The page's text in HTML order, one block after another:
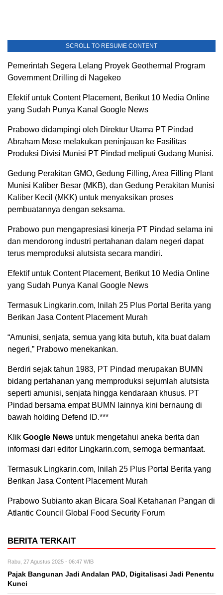
SCROLL TO RESUME CONTENT
Pemerintah Segera Lelang Proyek Geothermal Program
Government Drilling di Nagekeo
Efektif untuk Content Placement, Berikut 10 Media Online
yang Sudah Punya Kanal Google News
Prabowo didampingi oleh Direktur Utama PT Pindad
Abraham Mose melakukan peninjauan ke Fasilitas
Produksi Divisi Munisi PT Pindad meliputi Gudang Munisi.
Gedung Perakitan GMO, Gedung Filling, Area Filling Plant
Munisi Kaliber Besar (MKB), dan Gedung Perakitan Munisi
Kaliber Kecil (MKK) untuk menyaksikan proses
pembuatannya dengan seksama.
Prabowo pun mengapresiasi kinerja PT Pindad selama ini
dan mendorong industri pertahanan dalam negeri dapat
terus memproduksi alutsista secara mandiri.
Efektif untuk Content Placement, Berikut 10 Media Online
yang Sudah Punya Kanal Google News
Termasuk Lingkarin.com, Inilah 25 Plus Portal Berita yang
Berikan Jasa Content Placement Murah
“Amunisi, senjata, semua yang kita butuh, kita buat dalam
negeri,” Prabowo menekankan.
Berdiri sejak tahun 1983, PT Pindad merupakan BUMN
bidang pertahanan yang memproduksi sejumlah alutsista
seperti amunisi, senjata hingga kendaraan khusus. PT
Pindad bersama empat BUMN lainnya kini bernaung di
bawah holding Defend ID.***
Klik Google News untuk mengetahui aneka berita dan
informasi dari editor Lingkarin.com, semoga bermanfaat.
Termasuk Lingkarin.com, Inilah 25 Plus Portal Berita yang
Berikan Jasa Content Placement Murah
Prabowo Subianto akan Bicara Soal Ketahanan Pangan di
Atlantic Council Global Food Security Forum
BERITA TERKAIT
Rabu, 27 Agustus 2025 - 06:47 WIB
Pajak Bangunan Jadi Andalan PAD, Digitalisasi Jadi Penentu
Kunci